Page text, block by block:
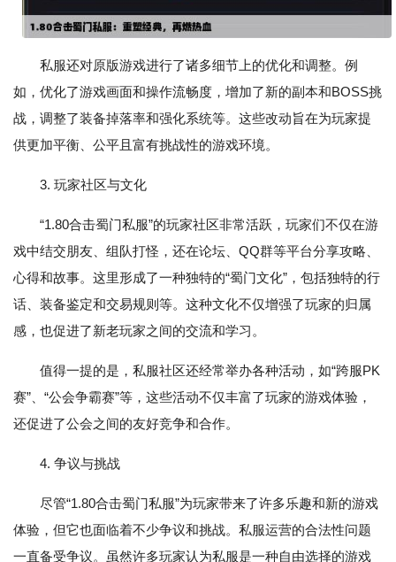
私服还对原版游戏进行了诸多细节上的优化和调整。例
如，优化了游戏画面和操作流畅度，增加了新的副本和BOSS挑
战，调整了装备掉落率和强化系统等。这些改动旨在为玩家提
供更加平衡、公平且富有挑战性的游戏环境。
3. 玩家社区与文化
“1.80合击蜀门私服”的玩家社区非常活跃，玩家们不仅在游
戏中结交朋友、组队打怪，还在论坛、QQ群等平台分享攻略、
心得和故事。这里形成了一种独特的“蜀门文化”，包括独特的行
话、装备鉴定和交易规则等。这种文化不仅增强了玩家的归属
感，也促进了新老玩家之间的交流和学习。
值得一提的是，私服社区还经常举办各种活动，如“跨服PK
赛”、“公会争霸赛”等，这些活动不仅丰富了玩家的游戏体验，
还促进了公会之间的友好竞争和合作。
4. 争议与挑战
尽管“1.80合击蜀门私服”为玩家带来了许多乐趣和新的游戏
体验，但它也面临着不少争议和挑战。私服运营的合法性问题
一直备受争议。虽然许多玩家认为私服是一种自由选择的游戏